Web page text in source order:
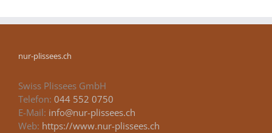
nur-plissees.ch
Swiss Plissees GmbH
Telefon: 044 552 0750
E-Mail: info@nur-plissees.ch
Web: https://www.nur-plissees.ch